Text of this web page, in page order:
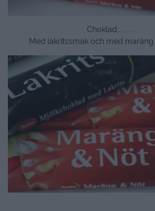
Choklad . . . . .
Med lakritssmak och med maräng